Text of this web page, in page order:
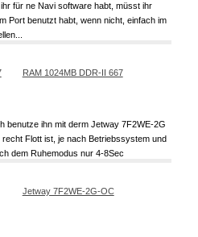
für ne Navi software habt, müsst ihr
Port benutzt habt, wenn nicht, einfach im
RAM 1024MB DDR-II 667
benutze ihn mit derm Jetway 7F2WE-2G
Flott ist, je nach Betriebssystem und
dem Ruhemodus nur 4-8Sec
Jetway 7F2WE-2G-OC